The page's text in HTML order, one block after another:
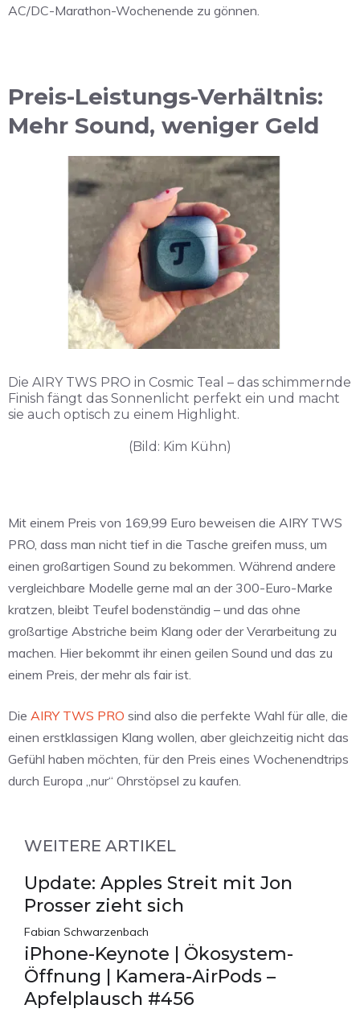
AC/DC-Marathon-Wochenende zu gönnen.
Preis-Leistungs-Verhältnis:
Mehr Sound, weniger Geld
Die AIRY TWS PRO in Cosmic Teal – das schimmernde
Finish fängt das Sonnenlicht perfekt ein und macht
sie auch optisch zu einem Highlight.
(Bild: Kim Kühn)
Mit einem Preis von 169,99 Euro beweisen die AIRY TWS
PRO, dass man nicht tief in die Tasche greifen muss, um
einen großartigen Sound zu bekommen. Während andere
vergleichbare Modelle gerne mal an der 300-Euro-Marke
kratzen, bleibt Teufel bodenständig – und das ohne
großartige Abstriche beim Klang oder der Verarbeitung zu
machen. Hier bekommt ihr einen geilen Sound und das zu
einem Preis, der mehr als fair ist.
Die AIRY TWS PRO sind also die perfekte Wahl für alle, die
einen erstklassigen Klang wollen, aber gleichzeitig nicht das
Gefühl haben möchten, für den Preis eines Wochenendtrips
durch Europa „nur“ Ohrstöpsel zu kaufen.
WEITERE ARTIKEL
Update: Apples Streit mit Jon
Prosser zieht sich
Fabian Schwarzenbach
iPhone-Keynote | Ökosystem-
Öffnung | Kamera-AirPods –
Apfelplausch #456